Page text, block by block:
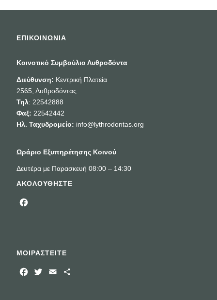
ΕΠΙΚΟΙΝΩΝΙΑ
Κοινοτικό Συμβούλιο Λυθροδόντα
Διεύθυνση: Κεντρική Πλατεία
2565, Λυθροδόντας
Τηλ: 22542888
Φαξ: 22542442
Ηλ. Ταχυδρομείο: info@lythrodontas.org
Ωράριο Εξυπηρέτησης Κοινού
Δευτέρα με Παρασκευή 08:00 – 14:30
ΑΚΟΛΟΥΘΗΣΤΕ
ΜΟΙΡΑΣΤΕΙΤΕ
Facebook
TwitterEmail